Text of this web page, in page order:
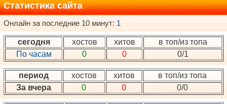
Статистика сайта
Онлайн за последние 10 минут: 1
сегодня хостов хитов
в топ/из топа
По часам
0 0 0/1
период хостов хитов
в топ/из топа
За вчера
0 0 0/0